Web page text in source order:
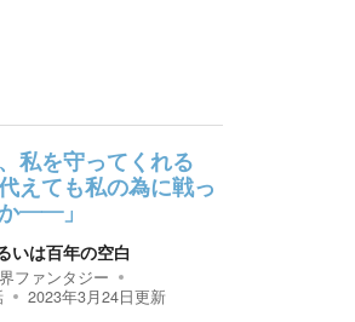
私を守ってくれる
えても私の為に戦っ
――」
いは百年の空白
ファンタジー
2023年3月24日更新